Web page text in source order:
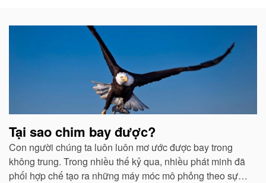
Bài
liên
Tại sao chim bay được?
Con người chúng ta luôn luôn mơ ước được bay trong
không trung. Trong nhiều thế kỷ qua, nhiều phát minh đã
phối hợp chế tạo ra những máy móc mô phỏng theo sự